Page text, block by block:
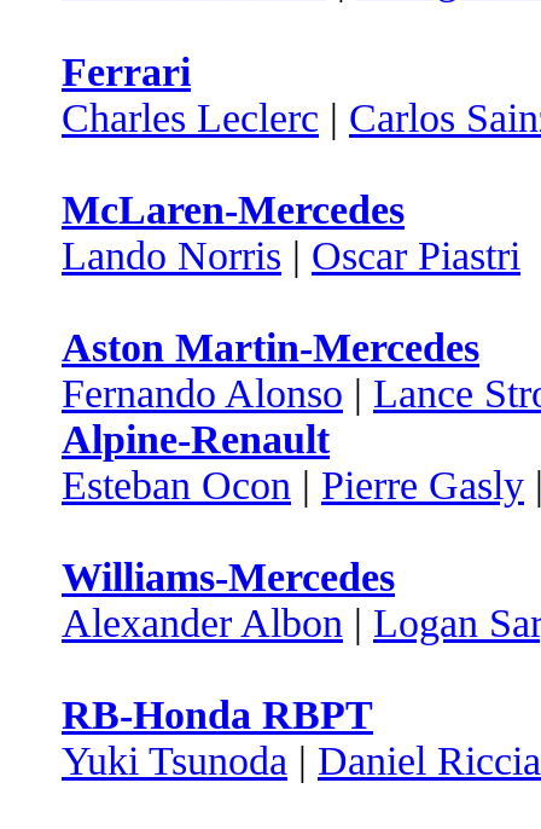
Ferrari
Charles Leclerc | Carlos
McLaren-Mercedes
Lando Norris | Oscar Piastri
Aston Martin-Mercedes
Fernando Alonso | Lance
Alpine-Renault
Esteban Ocon | Pierre Gasly
Williams-Mercedes
Alexander Albon | Logan
RB-Honda RBPT
Yuki Tsunoda | Daniel